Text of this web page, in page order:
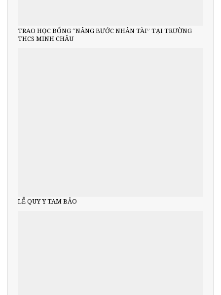
TRAO HỌC BỔNG “NÂNG BƯỚC NHÂN TÀI” TẠI TRƯỜNG
THCS MINH CHÂU
LỄ QUY Y TAM BẢO